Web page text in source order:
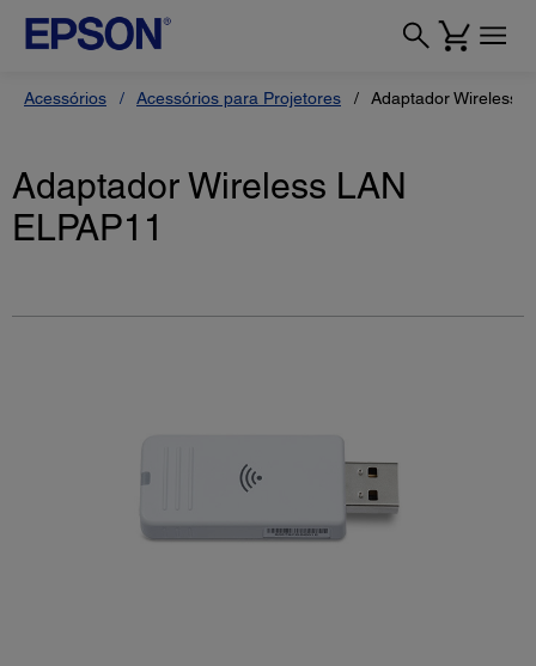
Acessórios Acessórios para Projetores Adaptador Wireless
Adaptador Wireless LAN
ELPAP11